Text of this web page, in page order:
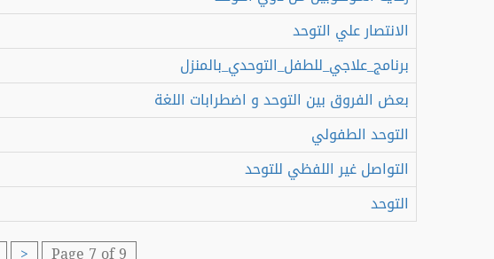
الانتصار علي التوحد
برنامج_علاجي_للطفل_التوحدي_بالمنزل
بعض الفروق بين التوحد و اضطرابات اللغة
التوحد الطفولي
التواصل غير اللفظي للتوحد
التوحد